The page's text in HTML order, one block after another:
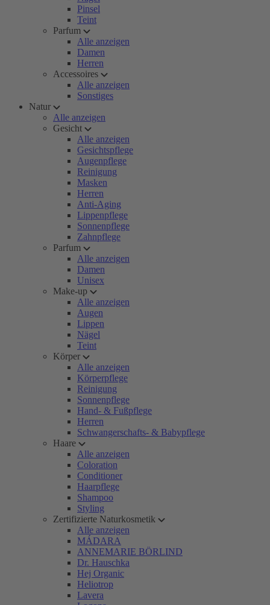
Pinsel
Teint
Parfum
Alle anzeigen
Damen
Herren
Accessoires
Alle anzeigen
Sonstiges
Natur
Alle anzeigen
Gesicht
Alle anzeigen
Gesichtspflege
Augenpflege
Reinigung
Masken
Herren
Anti-Aging
Lippenpflege
Sonnenpflege
Zahnpflege
Parfum
Alle anzeigen
Damen
Unisex
Make-up
Alle anzeigen
Augen
Lippen
Nägel
Teint
Körper
Alle anzeigen
Körperpflege
Reinigung
Sonnenpflege
Hand- & Fußpflege
Herren
Schwangerschafts- & Babypflege
Haare
Alle anzeigen
Coloration
Conditioner
Haarpflege
Shampoo
Styling
Zertifizierte Naturkosmetik
Alle anzeigen
MÁDARA
ANNEMARIE BÖRLIND
Dr. Hauschka
Hej Organic
Heliotrop
Lavera